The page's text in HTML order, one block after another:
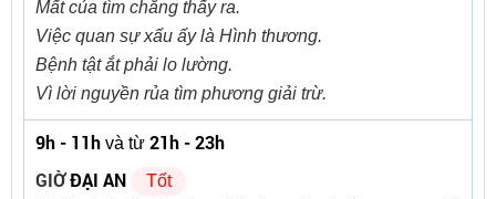
Mất của tìm chẳng thấy ra.
Việc quan sự xấu ấy là Hình thương.
Bệnh tật ắt phải lo lường.
Vì lời nguyền rủa tìm phương giải trừ.
9h - 11h và từ 21h - 23h
GIỜĐẠI AN
Tốt